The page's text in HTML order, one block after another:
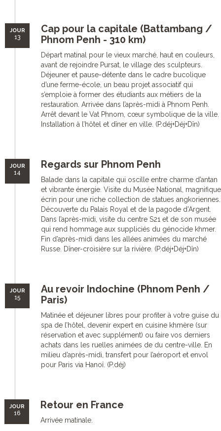
JOUR
13
Cap pour la capitale (Battambang /
Phnom Penh - 310 km)
Départ matinal pour le vieux marché, haut en couleurs,
avant de rejoindre Pursat, le village des sculpteurs.
Déjeuner et pause-détente dans le cadre bucolique
d’une ferme-école, un beau projet associatif qui
s’emploie à former des étudiants aux métiers de la
restauration. Arrivée dans l’après-midi à Phnom Penh.
Arrêt devant le Vat Phnom, cœur symbolique de la ville.
Installation à l’hôtel et dîner en ville. (P.déj+Déj+Dîn)
JOUR
14
Regards sur Phnom Penh
Balade dans la capitale qui oscille entre charme d’antan
et vibrante énergie. Visite du Musée National, magnifique
écrin pour une riche collection de statues angkoriennes.
Découverte du Palais Royal et de la pagode d’Argent.
Dans l’après-midi, visite du centre S21 et de son musée
qui rend hommage aux suppliciés du génocide khmer.
Fin d’après-midi dans les allées animées du marché
Russe. Dîner-croisière sur la rivière. (P.déj+Déj+Dîn)
JOUR
15
Au revoir Indochine (Phnom Penh /
Paris)
Matinée et déjeuner libres pour profiter à votre guise du
spa de l’hôtel, devenir expert en cuisine khmère (sur
réservation et avec supplément) ou faire vos derniers
achats dans les ruelles animées de du centre-ville. En
milieu d’après-midi, transfert pour l’aéroport et envol
pour Paris via Hanoï. (P.déj)
JOUR
16
Retour en France
Arrivée matinale.